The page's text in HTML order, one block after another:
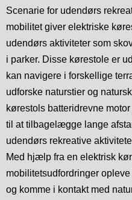
Scenarie for udendørs
mobilitet giver elektriske
udendørs aktiviteter som
i parker. Disse kørestole er
kan navigere i forskellige
udforske naturstier og
kørestols batteridrevne
til at tilbagelægge lange
udendørs rekreative
Med hjælp fra en elektrisk
mobilitetsudfordringer
og komme i kontakt med